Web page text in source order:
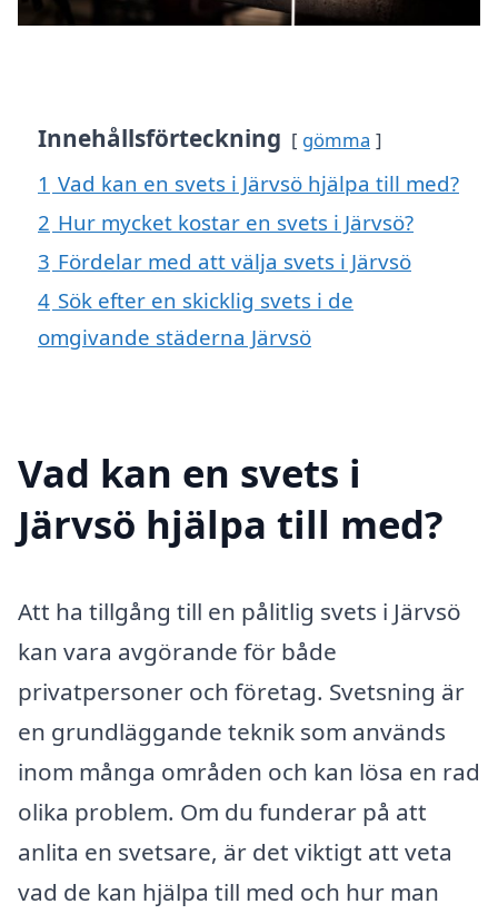
Innehållsförteckning gömma
1 Vad kan en svets i Järvsö hjälpa till med?
2 Hur mycket kostar en svets i Järvsö?
3 Fördelar med att välja svets i Järvsö
4 Sök efter en skicklig svets i de
omgivande städerna Järvsö
Vad kan en svets i
Järvsö hjälpa till med?
Att ha tillgång till en pålitlig svets i Järvsö
kan vara avgörande för både
privatpersoner och företag. Svetsning är
en grundläggande teknik som används
inom många områden och kan lösa en rad
olika problem. Om du funderar på att
anlita en svetsare, är det viktigt att veta
vad de kan hjälpa till med och hur man